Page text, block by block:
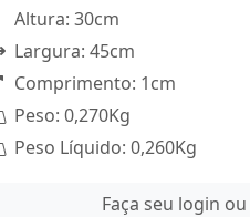
Altura: 30cm
Largura: 45cm
Comprimento: 1cm
Peso: 0,270Kg
Peso Líquido: 0,260Kg
Faça seu login ou